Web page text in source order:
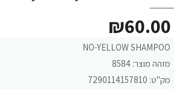
NO-YELLOW SHAMPOO
מזהה מוצר: 8584
מק"ט: 7290114157810
₪60.00